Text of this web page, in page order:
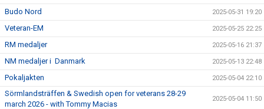
Budo Nord 2025-05-31 19:20
Veteran-EM 2025-05-25 22:25
RM medaljer 2025-05-16 21:37
NM medaljer i Danmark 2025-05-13 22:48
Pokaljakten 2025-05-04 22:10
Sörmlandsträffen & Swedish open for veterans 28-29
march 2026 - with Tommy Macias
2025-05-04 11:50